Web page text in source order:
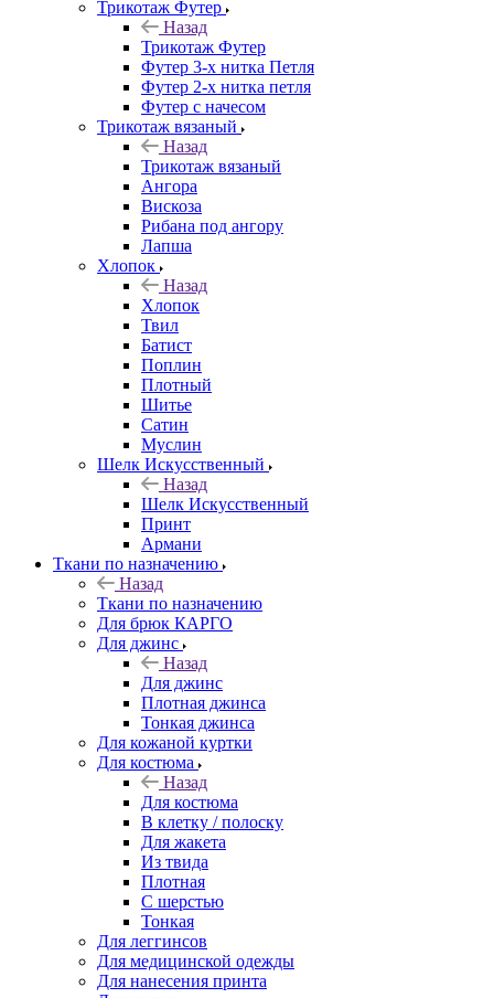
Трикотаж Футер
Назад
Трикотаж Футер
Футер 3-х нитка Петля
Футер 2-х нитка петля
Футер с начесом
Трикотаж вязаный
Назад
Трикотаж вязаный
Ангора
Вискоза
Рибана под ангору
Лапша
Хлопок
Назад
Хлопок
Твил
Батист
Поплин
Плотный
Шитье
Сатин
Муслин
Шелк Искусственный
Назад
Шелк Искусственный
Принт
Армани
Ткани по назначению
Назад
Ткани по назначению
Для брюк КАРГО
Для джинс
Назад
Для джинс
Плотная джинса
Тонкая джинса
Для кожаной куртки
Для костюма
Назад
Для костюма
В клетку / полоску
Для жакета
Из твида
Плотная
С шерстью
Тонкая
Для леггинсов
Для медицинской одежды
Для нанесения принта